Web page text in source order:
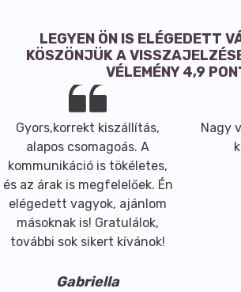
LEGYEN ÖN IS ELÉGEDETT
KÖSZÖNJÜK A
VÉLEMÉNY 4,9
Gyors,korrekt kiszállítás,
alapos csomagoás. A
kommunikáció is tökéletes,
és az árak is megfelelőek. Én
elégedett vagyok, ajánlom
másoknak is! Gratulálok,
további sok sikert kívánok!
Gabriella
Nagy